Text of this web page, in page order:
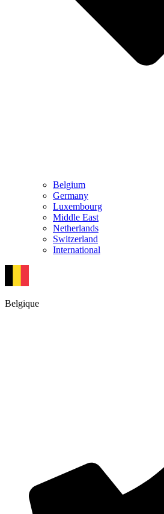
Belgium
Germany
Luxembourg
Middle East
Netherlands
Switzerland
International
Belgique